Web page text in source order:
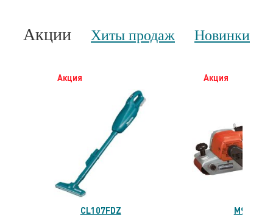
Акции Хиты продаж Новинки
Акция
CL107FDZ
Акция
M9400